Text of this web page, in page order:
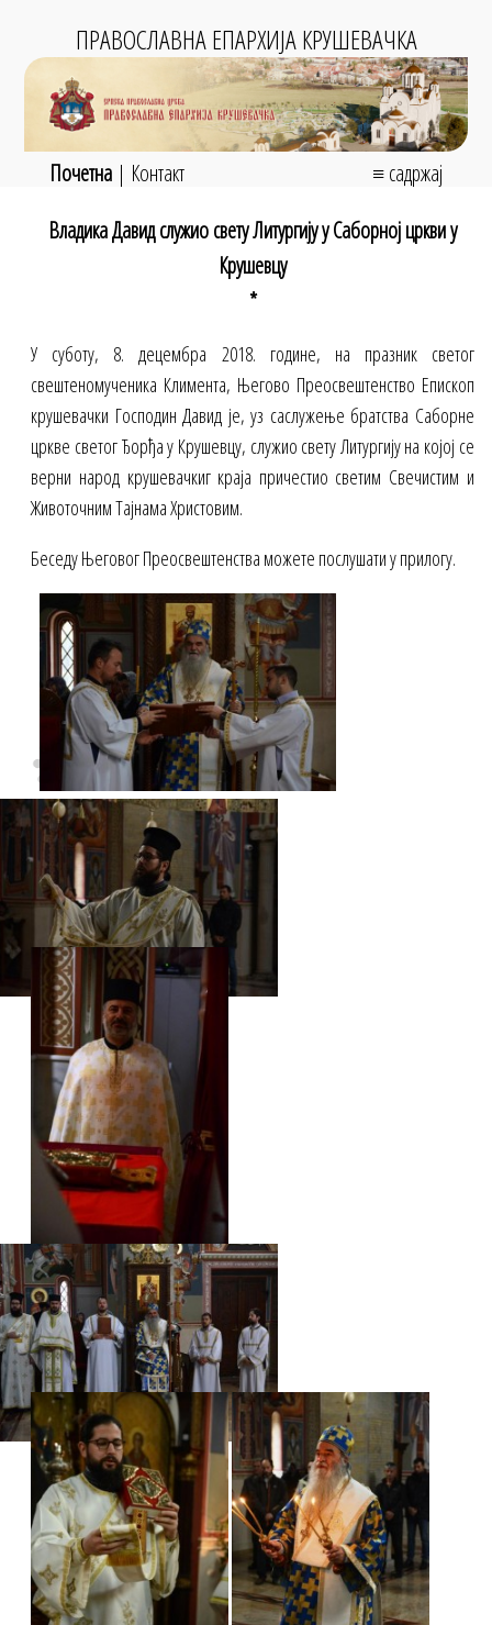
ПРАВОСЛАВНА ЕПАРХИЈА КРУШЕВАЧКА
Почетна| Контакт
≡ садржај
Владика Давид служио свету Литургију у Саборној цркви у
Крушевцу
*
У суботу, 8. децембра 2018. године, на празник светог
свештеномученика Климента, Његово Преосвештенство Епископ
крушевачки Господин Давид је, уз саслужење братства Саборне
цркве светог Ђорђа у Крушевцу, служио свету Литургију на којој се
верни народ крушевачкиг краја причестио светим Свечистим и
Животочним Тајнама Христовим.
Беседу Његовог Преосвештенства можете послушати у прилогу.